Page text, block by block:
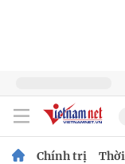
Chính trị